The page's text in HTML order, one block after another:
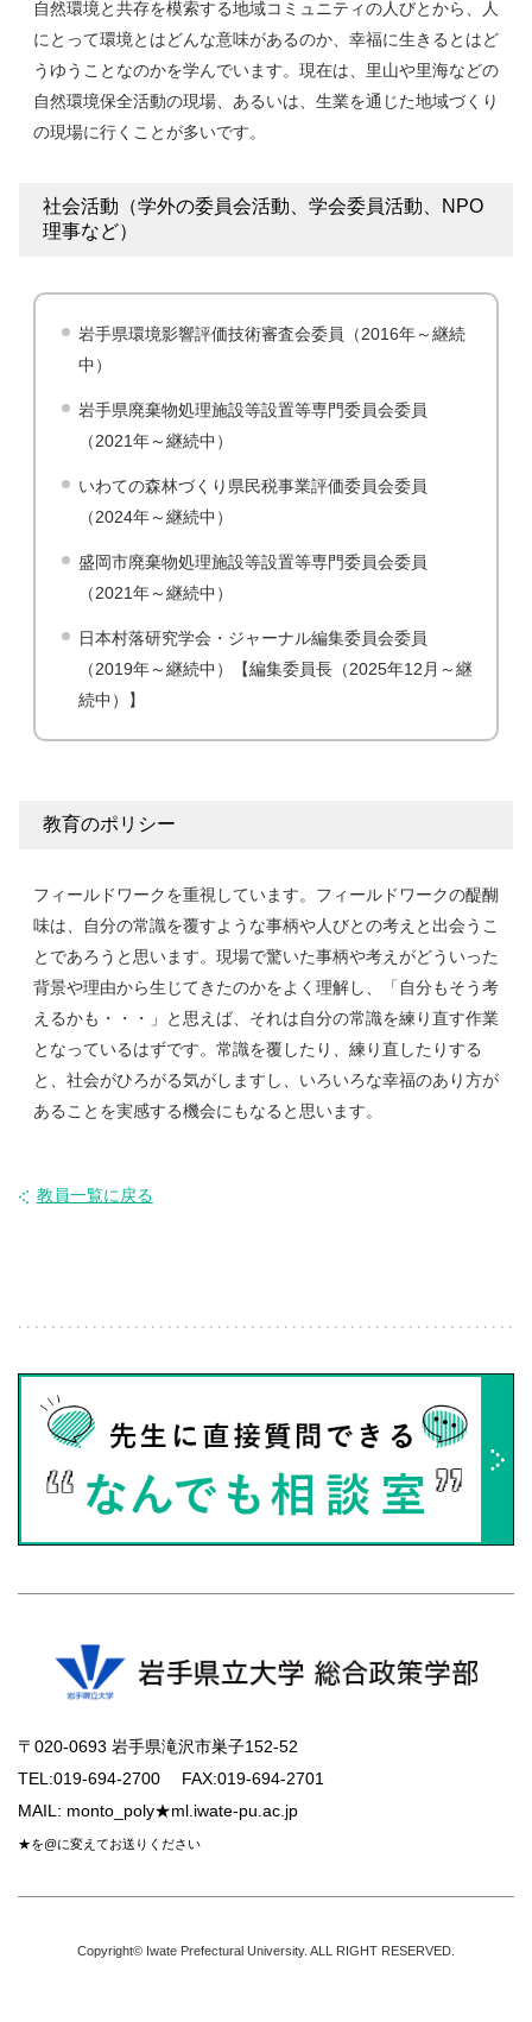
自然環境と共存を模索する地域コミュニティの人びとから、人
にとって環境とはどんな意味があるのか、幸福に生きるとはど
うゆうことなのかを学んでいます。現在は、里山や里海などの
自然環境保全活動の現場、あるいは、生業を通じた地域づくり
の現場に行くことが多いです。
社会活動（学外の委員会活動、学会委員活動、NPO
理事など）
岩手県環境影響評価技術審査会委員（2016年～継続
中）
岩手県廃棄物処理施設等設置等専門委員会委員
（2021年～継続中）
いわての森林づくり県民税事業評価委員会委員
（2024年～継続中）
盛岡市廃棄物処理施設等設置等専門委員会委員
（2021年～継続中）
日本村落研究学会・ジャーナル編集委員会委員
（2019年～継続中）【編集委員長（2025年12月～継
続中）】
教育のポリシー
フィールドワークを重視しています。フィールドワークの醍醐
味は、自分の常識を覆すような事柄や人びとの考えと出会うこ
とであろうと思います。現場で驚いた事柄や考えがどういった
背景や理由から生じてきたのかをよく理解し、「自分もそう考
えるかも・・・」と思えば、それは自分の常識を練り直す作業
となっているはずです。常識を覆したり、練り直したりする
と、社会がひろがる気がしますし、いろいろな幸福のあり方が
あることを実感する機会にもなると思います。
教員一覧に戻る
〒020-0693 岩手県滝沢市巣子152-52
TEL:019-694-2700 FAX:019-694-2701
MAIL: monto_poly★ml.iwate-pu.ac.jp
★を@に変えてお送りください
Copyright© Iwate Prefectural University. ALL RIGHT RESERVED.